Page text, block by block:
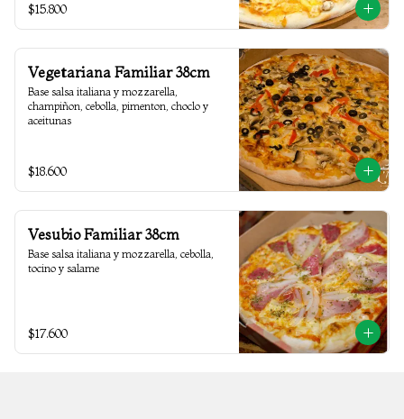
$15.800
Vegetariana Familiar 38cm
Base salsa italiana y mozzarella,
champiñon, cebolla, pimenton, choclo y
aceitunas
$18.600
Vesubio Familiar 38cm
Base salsa italiana y mozzarella, cebolla,
tocino y salame
$17.600